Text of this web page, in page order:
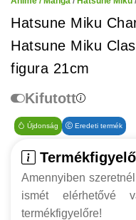
Hatsune Miku
Hatsune Miku
figura 21cm
Kifutott
Újdonság Eredeti termék
Termékfigyelő
Amennyiben
ismét elérhetővé
termékfigyelőre!